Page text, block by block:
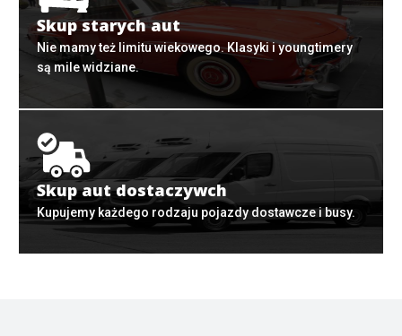
Skup starych aut
Nie mamy też limitu wiekowego. Klasyki i youngtimery
są mile widziane.
Skup aut dostaczywch
Kupujemy każdego rodzaju pojazdy dostawcze i busy.